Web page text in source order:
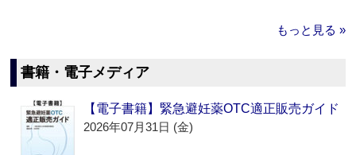
もっと見る »
書籍・電子メディア
【電子書籍】緊急避妊薬OTC適正販売ガイド
2026年07月31日 (金)